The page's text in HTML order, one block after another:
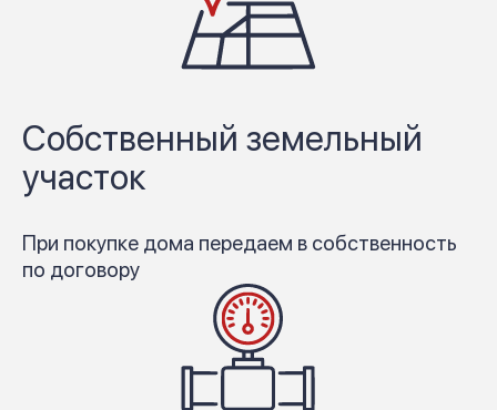
Собственный земельный
участок
При покупке дома передаем в собственность
по договору